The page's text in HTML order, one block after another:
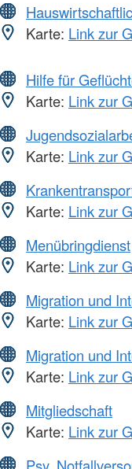
Karte: Link zur
Hilfe für
Karte: Link zur
Karte: Link zur
Karte: Link zur
Menübringdienst
Karte: Link zur
Migration und
Karte: Link zur
Migration und
Karte: Link zur
Mitgliedschaft
Karte: Link zur
Psy.